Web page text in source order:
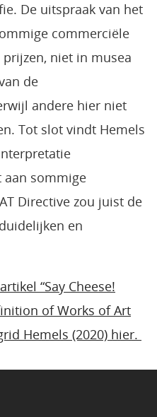
De uitspraak van het
commerciële
prijzen, niet in musea
de
andere hier niet
Tot slot vindt Hemels
sommige
Directive zou juist de
en
“Say Cheese!
of Works of Art
Hemels (2020) hier.